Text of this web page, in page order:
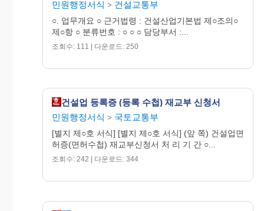
1. 상호ㆍ명칭이나 영업소의 소재지를 변경하는
경우 : 법인인 경우에는 법인등기부등본, 개
인인 경우에는 사업자등록증 사본 1부
2. 성명 또는 대표자를 변경하는 경우
경우에는 호적초본 1부
30300-30311 민
210㎜×297㎜
99.7.8. 승인 신문
용지 54g/㎡
이 신청서는 아래와 같이 처리됩니다.
민원행정서식 > 건설교통부
○. 업무개요 ○ 근거법령 : 건설산업기본법 제○조의○
제○항 ○ 분류번호 : ○ ○ ○ 담당부서 :...
조회수: 111 | 다운로드: 250
건설업 등록증 (등록 수첩) 재교부 신청서
민원행정서식 > 국토교통부
[별지 제○호 서식] [별지 제○호 서식] (앞 쪽) 건설업면
허증(면허수첩) 재교부신청서 처 리 기 간 ○...
조회수: 242 | 다운로드: 344